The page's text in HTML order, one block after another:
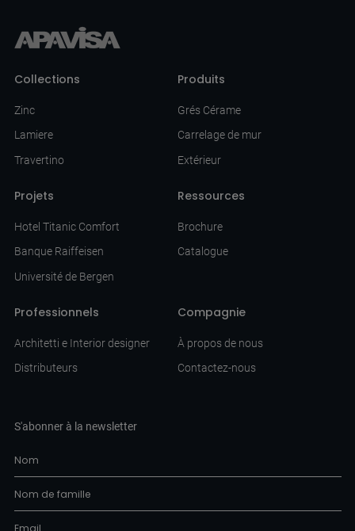
Collections
Zinc
Lamiere
Travertino
Produits
Grés Cérame
Carrelage de mur
Extérieur
Projets
Hotel Titanic Comfort
Banque Raiffeisen
Université de Bergen
Ressources
Brochure
Catalogue
Professionnels
Architetti e Interior designer
Distributeurs
Compagnie
À propos de nous
Contactez-nous
S'abonner à la newsletter